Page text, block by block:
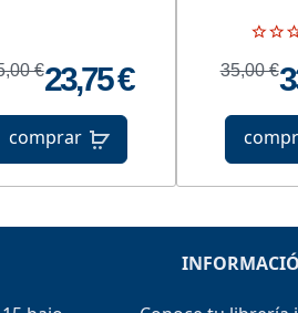
€23,75 €
comprar
35,00 €